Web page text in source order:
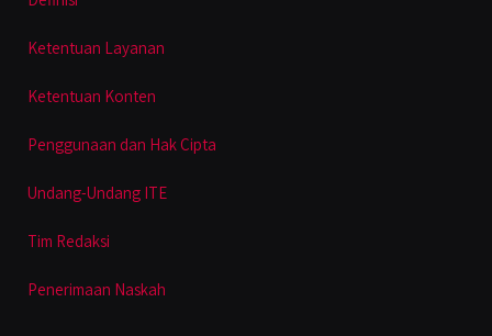
Ketentuan Layanan
Ketentuan Konten
Penggunaan dan Hak Cipta
Undang-Undang ITE
Tim Redaksi
Penerimaan Naskah